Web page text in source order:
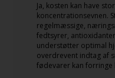
Ja, kosten kan have
koncentrationsevnen.
regelmæssige,
fedtsyrer,
understøtter optimal
overdrevent indtag af
fødevarer kan forringe